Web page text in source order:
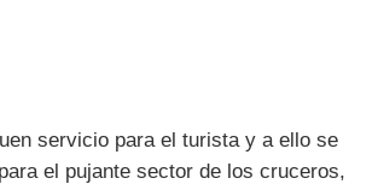
servicio para el turista y a ello se
el pujante sector de los cruceros,